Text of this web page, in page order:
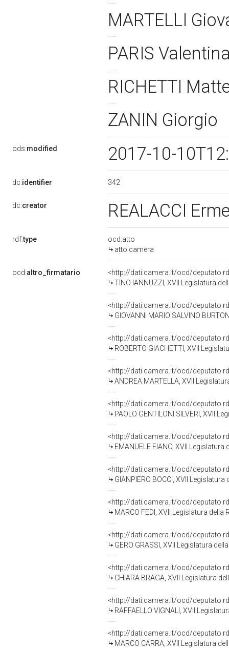
MARTELLI
PARIS
RICHETTI
ZANIN Giorgio
ods:modified 2017-10-
dc:identifier 342
dc:creator REALACCI
rdf:type
ocd:atto
atto camera
ocd:altro_firmatario
<http://dati.camera.it/ocd/
TINO IANNUZZI, XVII Legislatura
<http://dati.camera.it/ocd/
GIOVANNI MARIO SALVINO
<http://dati.camera.it/ocd/
ROBERTO GIACHETTI, XVII
<http://dati.camera.it/ocd/
ANDREA MARTELLA, XVII
<http://dati.camera.it/ocd/
PAOLO GENTILONI SILVERI, XVII
<http://dati.camera.it/ocd/
EMANUELE FIANO, XVII Legislatura
<http://dati.camera.it/ocd/
GIANPIERO BOCCI, XVII
<http://dati.camera.it/ocd/
MARCO FEDI, XVII Legislatura della
<http://dati.camera.it/ocd/
GERO GRASSI, XVII Legislatura
<http://dati.camera.it/ocd/
CHIARA BRAGA, XVII Legislatura
<http://dati.camera.it/ocd/
RAFFAELLO VIGNALI, XVII
<http://dati.camera.it/ocd/
MARCO CARRA, XVII Legislatura